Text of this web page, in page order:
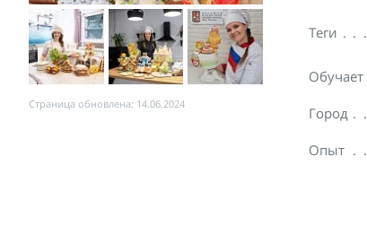
Страница обновлена: 14.06.2024
Теги
Обучает
Город
Опыт